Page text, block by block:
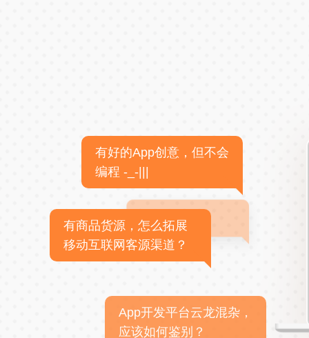
有好的App创意，但不会
编程 -_-|||
有商品货源，怎么拓展
移动互联网客源渠道？
App开发平台云龙混杂，
应该如何鉴别？